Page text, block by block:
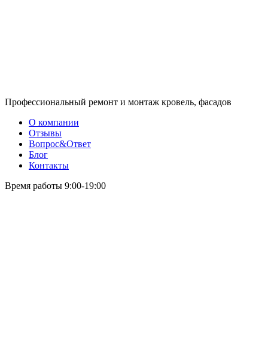
Профессиональный ремонт и монтаж кровель, фасадов
О компании
Отзывы
Вопрос&Ответ
Блог
Контакты
Время работы 9:00-19:00